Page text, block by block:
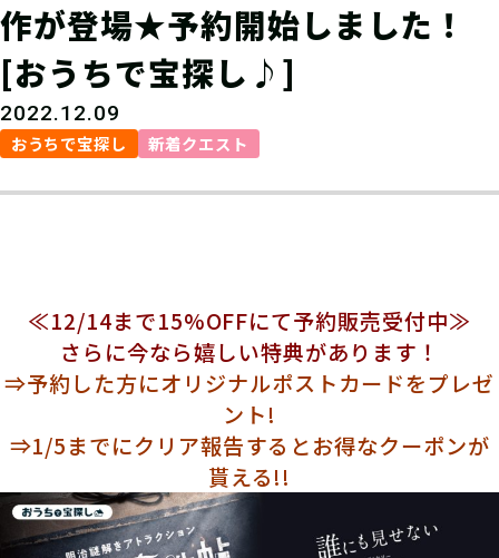
作が登場★予約開始しました！
[おうちで宝探し♪]
2022.12.09
おうちで宝探し 新着クエスト
≪12/14まで15%OFFにて予約販売受付中≫
さらに今なら嬉しい特典があります！
⇒予約した方にオリジナルポストカードをプレゼ
ント!
⇒1/5までにクリア報告するとお得なクーポンが
貰える!!